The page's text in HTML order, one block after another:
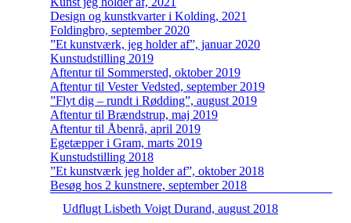
Design og kunstkvarter i Kolding, 2021
Foldingbro, september 2020
”Et kunstværk, jeg holder af”, januar 2020
Kunstudstilling 2019
Aftentur til Sommersted, oktober 2019
Aftentur til Vester Vedsted, september 2019
”Flyt dig – rundt i Rødding”, august 2019
Aftentur til Brændstrup, maj 2019
Aftentur til Åbenrå, april 2019
Egetæpper i Gram, marts 2019
Kunstudstilling 2018
”Et kunstværk jeg holder af”, oktober 2018
Besøg hos 2 kunstnere, september 2018
Udflugt Lisbeth Voigt Durand, august 2018